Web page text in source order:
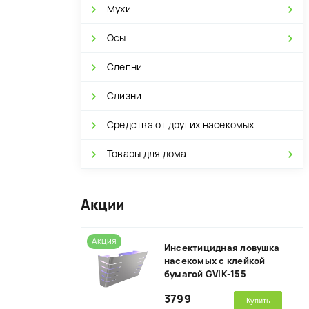
Мухи
Осы
Слепни
Слизни
Средства от других насекомых
Товары для дома
Акции
Акция
Инсектицидная ловушка
насекомых с клейкой
бумагой GVIK-155
3799
Купить